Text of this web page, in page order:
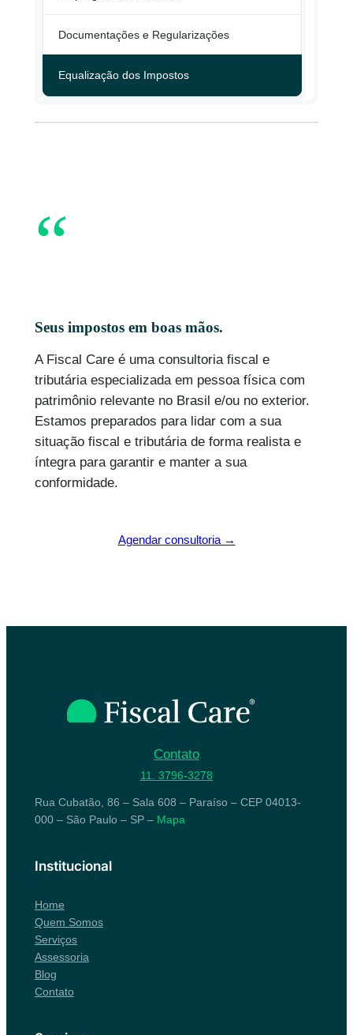
Documentações e Regularizações
Equalização dos Impostos
“
Seus impostos em boas mãos.
A Fiscal Care é uma consultoria fiscal e
tributária especializada em pessoa física com
patrimônio relevante no Brasil e/ou no exterior.
Estamos preparados para lidar com a sua
situação fiscal e tributária de forma realista e
íntegra para garantir e manter a sua
conformidade.
Agendar consultoria →
Contato
11. 3796-3278
Rua Cubatão, 86 – Sala 608 – Paraíso – CEP 04013-
000 – São Paulo – SP – Mapa
Institucional
Home
Quem Somos
Serviços
Assessoria
Blog
Contato